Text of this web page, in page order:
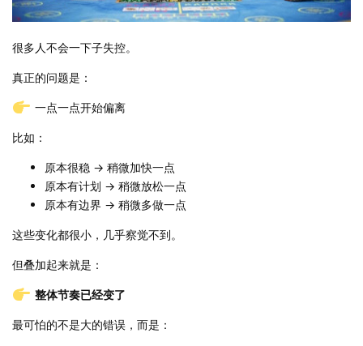
很多人不会一下子失控。
真正的问题是：
一点一点开始偏离
比如：
原本很稳 → 稍微加快一点
原本有计划 → 稍微放松一点
原本有边界 → 稍微多做一点
这些变化都很小，几乎察觉不到。
但叠加起来就是：
整体节奏已经变了
最可怕的不是大的错误，而是：